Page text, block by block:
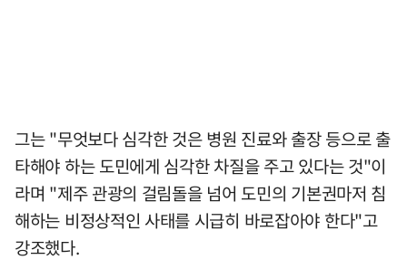
그는 "무엇보다 심각한 것은 병원 진료와 출장 등으로 출
타해야 하는 도민에게 심각한 차질을 주고 있다는 것"이
라며 "제주 관광의 걸림돌을 넘어 도민의 기본권마저 침
해하는 비정상적인 사태를 시급히 바로잡아야 한다"고
강조했다.